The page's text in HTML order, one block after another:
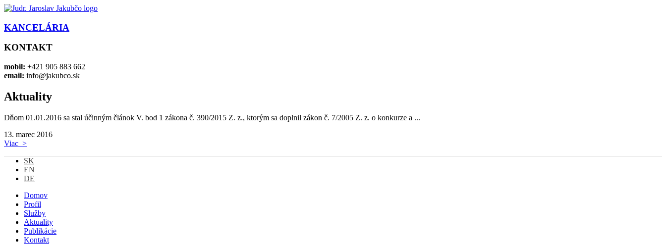
KANCELÁRIA
KONTAKT
mobil: +421 905 883 662
email: info@jakubco.sk
Aktuality
Dňom 01.01.2016 sa stal účinným článok V. bod 1 zákona č. 390/2015 Z. z., ktorým sa doplnil zákon č. 7/2005 Z. z. o konkurze a ...
13. marec 2016
Viac >
SK
EN
DE
Domov
Profil
Služby
Aktuality
Publikácie
Kontakt